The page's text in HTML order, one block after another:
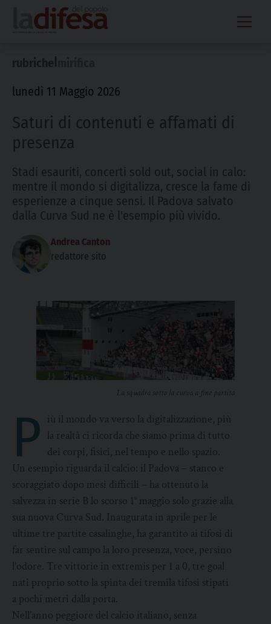
content
lunedì 11 Maggio 2026
Saturi di contenuti e affamati di
presenza
Stadi esauriti, concerti sold out, social in calo:
mentre il mondo si digitalizza, cresce la fame di
esperienze a cinque sensi. Il Padova salvato
dalla Curva Sud ne è l'esempio più vivido.
Andrea Canton
redattore sito
La squadra sotto la curva a fine partita
P
iù il mondo va verso la digitalizzazione, più
la realtà ci ricorda che siamo prima di tutto
dei corpi, fisici, nel tempo e nello spazio.
Un esempio riguarda il calcio: il Padova – stanco e
scoraggiato dopo mesi difficili – ha ottenuto la
salvezza in serie B lo scorso 1° maggio solo grazie alla
sua nuova Curva Sud. Inaugurata in aprile per le
ultime tre partite casalinghe, ha garantito ai tifosi di
far sentire sul campo la loro presenza, voce, persino
l’odore. Tre vittorie in extremis per 1 a 0, tre goal
nati proprio sotto la spinta dei tremila tifosi stipati
a pochi metri dalla porta.
Nell’anno peggiore del calcio italiano, senza